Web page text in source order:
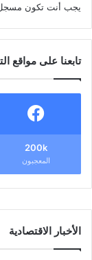
يجب أنت تكون
تابعنا على مواقع
200k
المعجبون
الأخبار الاقتصادية